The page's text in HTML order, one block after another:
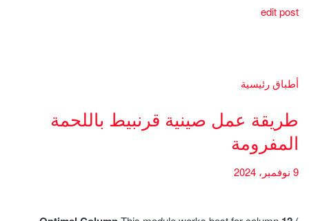
edit post
أطباق رئيسية
طريقة عمل صينية قرنبيط باللحمة
المفرومة
9 نوفمبر، 2024